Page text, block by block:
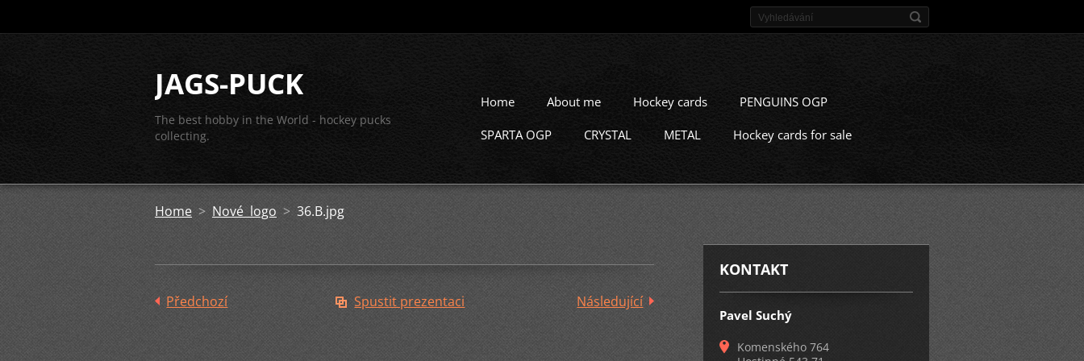
JAGS-PUCK
The best hobby in the World - hockey pucks
collecting.
Home About me Hockey cards PENGUINS OGP
SPARTA OGP CRYSTAL METAL Hockey cards for sale
Home > Nové logo > 36.B.jpg
Předchozí Spustit prezentaci Následující
KONTAKT
Pavel Suchý
Komenského 764